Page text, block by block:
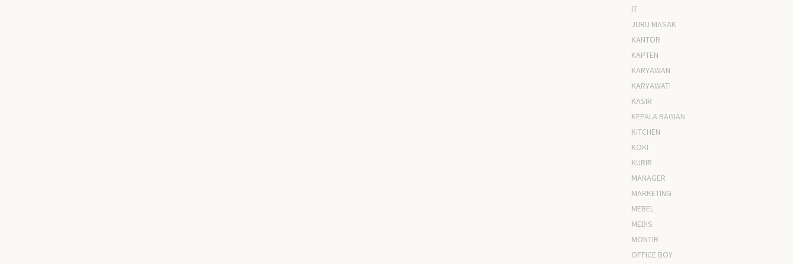
IT
JURU MASAK
KANTOR
KAPTEN
KARYAWAN
KARYAWATI
KASIR
KEPALA BAGIAN
KITCHEN
KOKI
KURIR
MANAGER
MARKETING
MEBEL
MEDIS
MONTIR
OFFICE BOY